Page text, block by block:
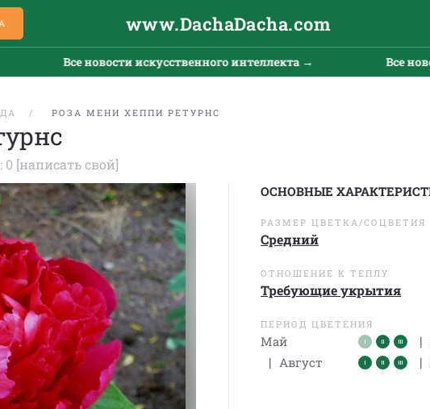
www.DachaDacha.com
Все новости искусственного интеллекта → Все
РОЗА МЕНИ ХЕППИ РЕТУРНС
0 [написать свой]
ОСНОВНЫЕ
РАЗМЕР ЦВЕТКА/СОЦВЕТИЯ
Средний
ОТНОШЕНИЕ К ТЕПЛУ
Требующие укрытия
ПЕРИОД ЦВЕТЕНИЯ
Май |
| Август |